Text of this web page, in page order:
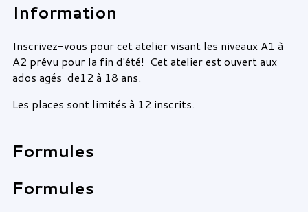
Information
Inscrivez-vous pour cet atelier visant les niveaux A1 à
A2 prévu pour la fin d'été! Cet atelier est ouvert aux
ados agés de12 à 18 ans.
Les places sont limités à 12 inscrits.
Formules
Formules